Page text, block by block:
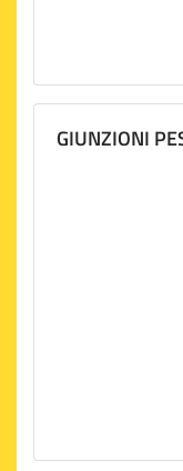
GIUNZIONI